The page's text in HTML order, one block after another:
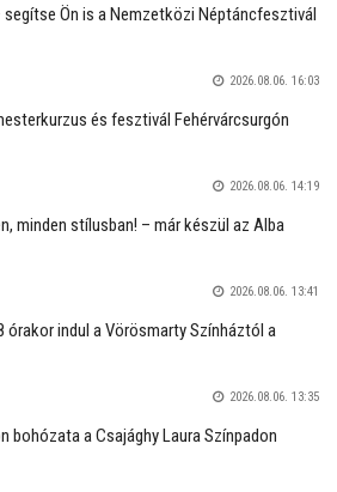
Ön is a Nemzetközi Néptáncfesztivál
2026.08.06. 16:03
és fesztivál Fehérvárcsurgón
2026.08.06. 14:19
minden stílusban! – már készül az Alba
2026.08.06. 13:41
órakor indul a Vörösmarty Színháztól a
2026.08.06. 13:35
bohózata a Csajághy Laura Színpadon